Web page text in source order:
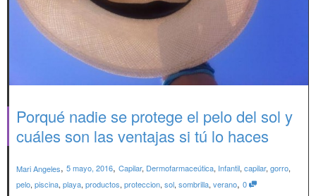
Porqué nadie se protege el pelo del sol y
cuáles son las ventajas si tú lo haces
Mari Angeles, 5 mayo, 2016, Capilar, Dermofarmaceútica, Infantil, capilar, gorro,
pelo, piscina, playa, productos, proteccion, sol, sombrilla, verano, 0